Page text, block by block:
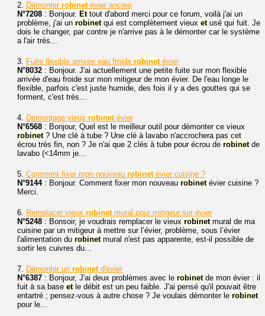
2. Démonter robinetévier ancien
N°7208 : Bonjour. Ettout d'abord merci pour ce forum, voilà j'ai un
problème, j'ai un robinetqui est complètement vieux etusé qui fuit. Je
dois le changer, par contre je n'arrive pas à le démonter car le système
a l'air très...
3. Fuite flexible arrivée eau froide robinetévier
N°8032 : Bonjour. J'ai actuellement une petite fuite sur mon flexible
arrivée d'eau froide sur mon mitigeur de mon évier. De l'eau longe le
flexible, parfois c'est juste humide, des fois il y a des gouttes qui se
forment, c'est très...
4. Démontage vieux robinetévier
N°6568 : Bonjour, Quel est le meilleur outil pour démonter ce vieux
robinet? Une clé à tube ? Une clé à lavabo n'accrochera pas cet
écrou très fin, non ? Je n'ai que 2 clés à tube pour écrou de robinetde
lavabo (<14mm je...
5. Comment fixer mon nouveau robinetévier cuisine ?
N°9144: Bonjour. Comment fixer mon nouveau robinetévier cuisine ?
Merci.
6. Remplacer vieux robinetmural pour mitigeur sur évier
N°5248 : Bonsoir, je voudrais remplacer le vieux robinetmural de ma
cuisine par un mitigeur à mettre sur l’évier, problème, sous l’évier
l'alimentation du robinetmural n'est pas apparente, est-il possible de
sortir les cuivres du...
7. Démonter un robinetd'évier
N°6387 : Bonjour, J'ai deux problèmes avec le robinetde mon évier : il
fuit à sa base etle débit est un peu faible. J'ai pensé qu'il pouvait être
entartré ; pensez-vous à autre chose ? Je voulais démonter le robinet
pour le...